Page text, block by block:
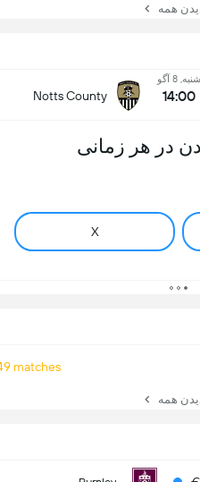
همه
شنبه, 8 آگو
14:00
Notts County
در هر زمانی
X
matches
همه